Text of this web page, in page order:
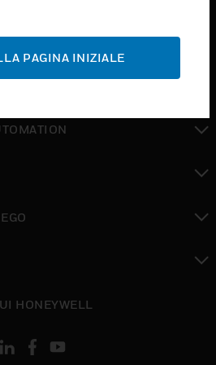
HONEYWELL
PAGINA INIZIALE